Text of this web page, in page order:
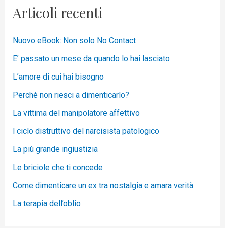
Articoli recenti
Nuovo eBook: Non solo No Contact
E’ passato un mese da quando lo hai lasciato
L’amore di cui hai bisogno
Perché non riesci a dimenticarlo?
La vittima del manipolatore affettivo
l ciclo distruttivo del narcisista patologico
La più grande ingiustizia
Le briciole che ti concede
Come dimenticare un ex tra nostalgia e amara verità
La terapia dell’oblio